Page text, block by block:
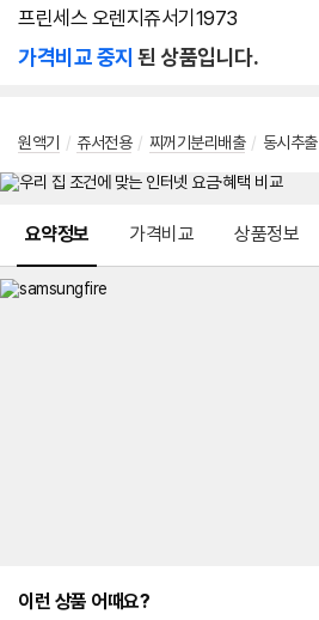
프린세스 오렌지쥬서기1973
가격비교 중지 된 상품입니다.
원액기 / 쥬서전용 / 찌꺼기분리배출 / 동시추출
요약정보 가격비교 상품정보
이런 상품 어때요?